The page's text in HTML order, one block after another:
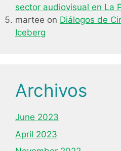
sector audiovisual en La
martee on Diálogos de
Iceberg
Archivos
June 2023
April 2023